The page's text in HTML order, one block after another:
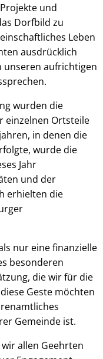
und
Dorfbild zu
Leben
ausdrücklich
unseren aufrichtigen
wurden die
einzelnen Ortsteile
in denen die
wurde die
Jahr
und der
erhielten die
nur eine finanzielle
besonderen
die wir für die
Geste möchten
Gemeinde ist.
allen Geehrten